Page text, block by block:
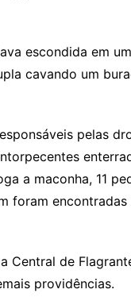
escondida em
cavando um
pelas
a maconha, 11
foram encontradas
Central de
providências.